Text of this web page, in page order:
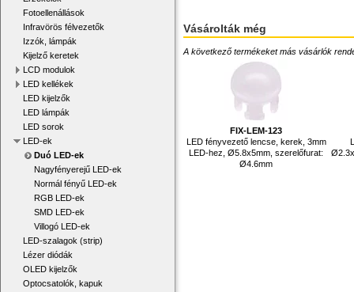
Fotoellenállások
Infravörös félvezetők
Izzók, lámpák
Kijelző keretek
LCD modulok
LED kellékek
LED kijelzők
LED lámpák
LED sorok
LED-ek
Duó LED-ek
Nagyfényerejű LED-ek
Normál fényű LED-ek
RGB LED-ek
SMD LED-ek
Villogó LED-ek
LED-szalagok (strip)
Lézer diódák
OLED kijelzők
Optocsatolók, kapuk
Vásárolták még
A következő termékeket más vásárlók
FIX-LEM-123
LED fényvezető lencse, kerek, 3mm
LED-hez, Ø5.8x5mm, szerelőfurat:
Ø4.6mm